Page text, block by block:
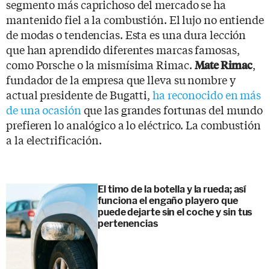
segmento más caprichoso del mercado se ha
mantenido fiel a la combustión. El lujo no entiende
de modas o tendencias. Esta es una dura lección
que han aprendido diferentes marcas famosas,
como Porsche o la mismísima Rimac. Mate Rimac,
fundador de la empresa que lleva su nombre y
actual presidente de Bugatti,ha reconocido en más
de una ocasiónque las grandes fortunas del mundo
prefieren lo analógico a lo eléctrico. La combustión
a la electrificación.
El timo de la botella y la rueda; así
funciona el engaño playero que
puede dejarte sin el coche y sin tus
pertenencias